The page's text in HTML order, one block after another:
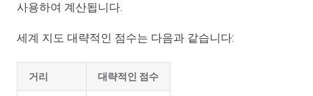
사용하여 계산됩니다.
세계 지도 대략적인 점수는 다음과 같습니다:
거리 대략적인 점수